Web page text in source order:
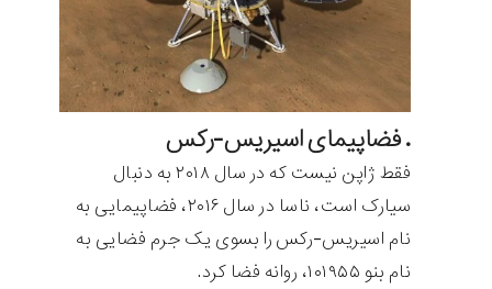
. فضاپیمای اسیریس-رکس
فقط ژاپن نیست که در سال ۲۰۱۸ به دنبال
سیارک است، ناسا در سال ۲۰۱۶، فضاپیمایی به
نام اسیریس-رکس را بسوی یک جرم فضایی به
نام بنو ۱۰۱۹۵۵، روانه فضا کرد.